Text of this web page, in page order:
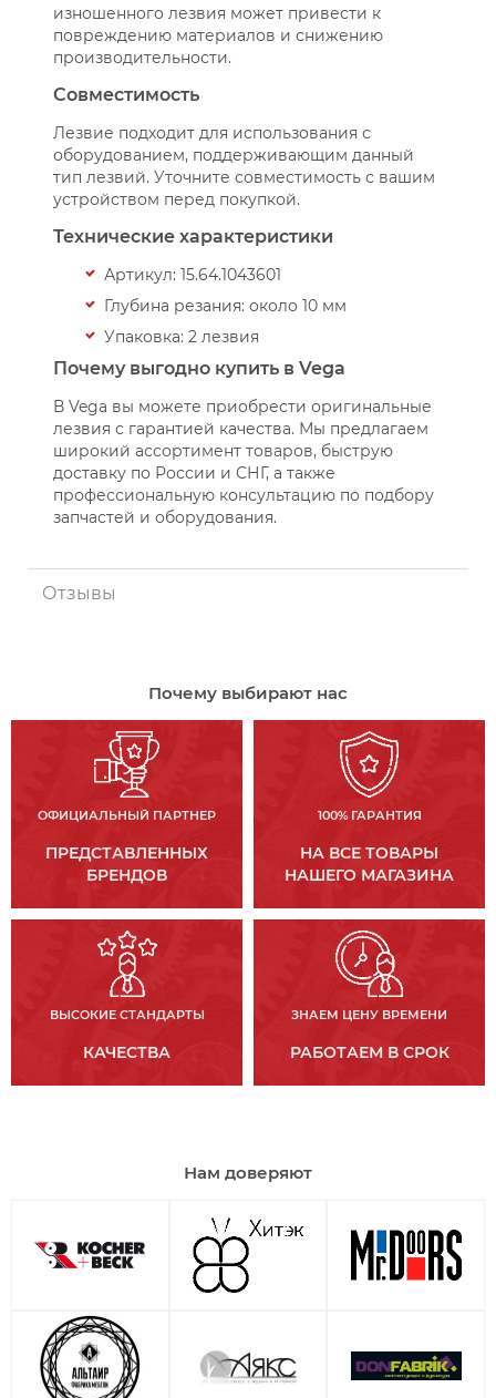
изношенного лезвия может привести к
повреждению материалов и снижению
производительности.
Совместимость
Лезвие подходит для использования с
оборудованием, поддерживающим данный
тип лезвий. Уточните совместимость с вашим
устройством перед покупкой.
Технические характеристики
Артикул: 15.64.1043601
Глубина резания: около 10 мм
Упаковка: 2 лезвия
Почему выгодно купить в Vega
В Vega вы можете приобрести оригинальные
лезвия с гарантией качества. Мы предлагаем
широкий ассортимент товаров, быструю
доставку по России и СНГ, а также
профессиональную консультацию по подбору
запчастей и оборудования.
Отзывы
Почему выбирают нас
ОФИЦИАЛЬНЫЙ ПАРТНЕР
ПРЕДСТАВЛЕННЫХ
БРЕНДОВ
100% ГАРАНТИЯ
НА ВСЕ ТОВАРЫ
НАШЕГО МАГАЗИНА
ВЫСОКИЕ СТАНДАРТЫ
КАЧЕСТВА
ЗНАЕМ ЦЕНУ ВРЕМЕНИ
РАБОТАЕМ В СРОК
Нам доверяют